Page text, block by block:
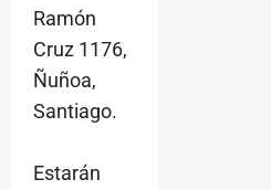
Ramón
Cruz 1176,
Ñuñoa,
Santiago.
Estarán